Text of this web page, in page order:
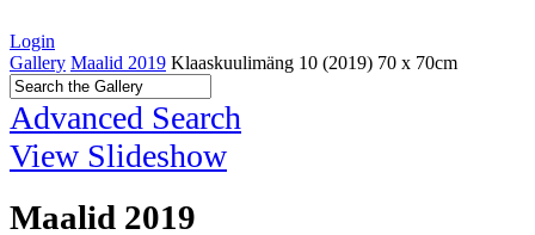
Login
Gallery Maalid 2019 Klaaskuulimäng 10 (2019) 70 x 70cm
Advanced Search
View Slideshow
Maalid 2019